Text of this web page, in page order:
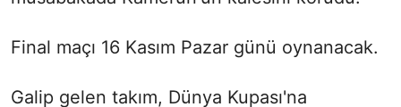
Final maçı 16 Kasım Pazar günü oynanacak.
Galip gelen takım, Dünya Kupası'na